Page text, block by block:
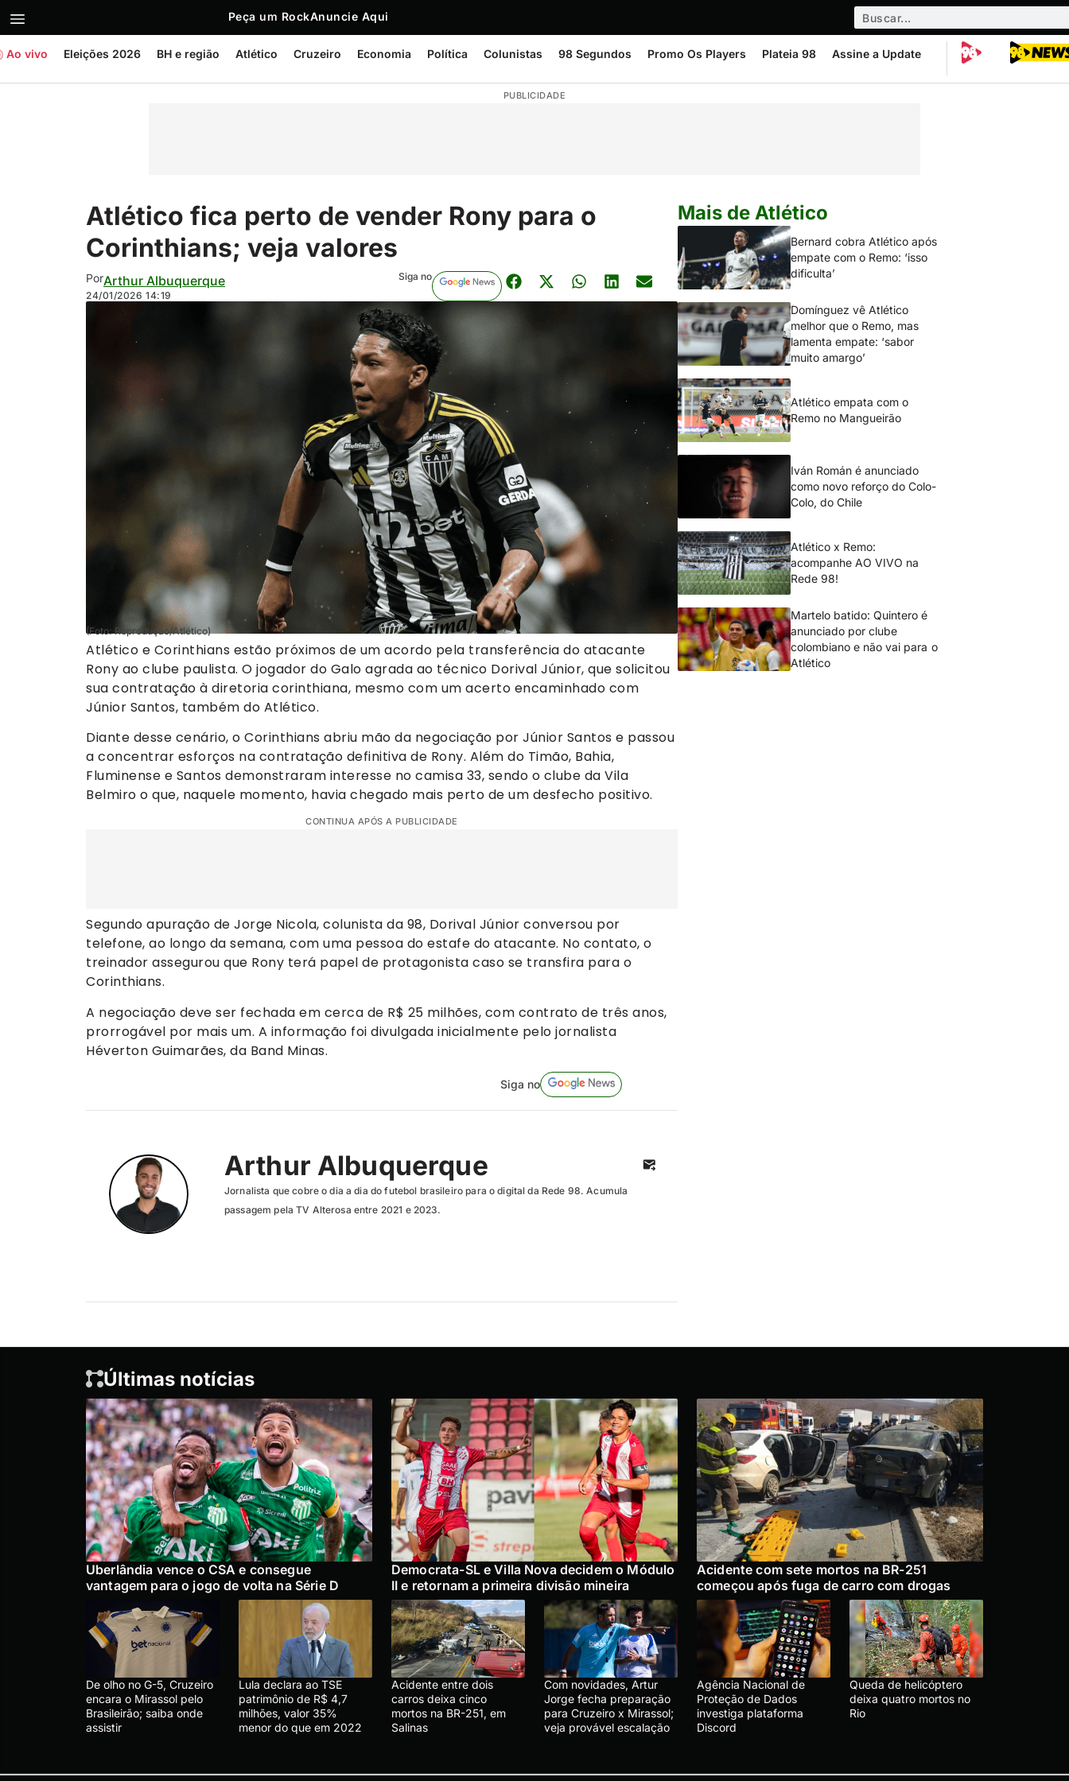
Peça um RockAnuncie Aqui
Ao vivo Eleições 2026 BH e região Atlético Cruzeiro Economia Política Colunistas 98 Segundos Promo Os Players Plateia 98 Assine a Update
PUBLICIDADE
Atlético fica perto de vender Rony para o
Corinthians; veja valores
PorArthur Albuquerque
24/01/2026 14:19
Siga no
(Foto: Reprodução/Atlético)
Atlético e Corinthians estão próximos de um acordo pela transferência do atacante
Rony ao clube paulista. O jogador do Galo agrada ao técnico Dorival Júnior, que solicitou
sua contratação à diretoria corinthiana, mesmo com um acerto encaminhado com
Júnior Santos, também do Atlético.
Diante desse cenário, o Corinthians abriu mão da negociação por Júnior Santos e passou
a concentrar esforços na contratação definitiva de Rony. Além do Timão, Bahia,
Fluminense e Santos demonstraram interesse no camisa 33, sendo o clube da Vila
Belmiro o que, naquele momento, havia chegado mais perto de um desfecho positivo.
CONTINUA APÓS A PUBLICIDADE
Segundo apuração de Jorge Nicola, colunista da 98, Dorival Júnior conversou por
telefone, ao longo da semana, com uma pessoa do estafe do atacante. No contato, o
treinador assegurou que Rony terá papel de protagonista caso se transfira para o
Corinthians.
A negociação deve ser fechada em cerca de R$ 25 milhões, com contrato de três anos,
prorrogável por mais um. A informação foi divulgada inicialmente pelo jornalista
Héverton Guimarães, da Band Minas.
Siga no
Arthur Albuquerque
Jornalista que cobre o dia a dia do futebol brasileiro para o digital da Rede 98. Acumula
passagem pela TV Alterosa entre 2021 e 2023.
Mais de Atlético
Bernard cobra Atlético após
empate com o Remo: ‘isso
dificulta’
Domínguez vê Atlético
melhor que o Remo, mas
lamenta empate: ‘sabor
muito amargo’
Atlético empata com o
Remo no Mangueirão
Iván Román é anunciado
como novo reforço do Colo-
Colo, do Chile
Atlético x Remo:
acompanhe AO VIVO na
Rede 98!
Martelo batido: Quintero é
anunciado por clube
colombiano e não vai para o
Atlético
Últimas notícias
Uberlândia vence o CSA e consegue
vantagem para o jogo de volta na Série D
Democrata-SL e Villa Nova decidem o Módulo
II e retornam a primeira divisão mineira
Acidente com sete mortos na BR-251
começou após fuga de carro com drogas
De olho no G-5, Cruzeiro
encara o Mirassol pelo
Brasileirão; saiba onde
assistir
Lula declara ao TSE
patrimônio de R$ 4,7
milhões, valor 35%
menor do que em 2022
Acidente entre dois
carros deixa cinco
mortos na BR-251, em
Salinas
Com novidades, Artur
Jorge fecha preparação
para Cruzeiro x Mirassol;
veja provável escalação
Agência Nacional de
Proteção de Dados
investiga plataforma
Discord
Queda de helicóptero
deixa quatro mortos no
Rio